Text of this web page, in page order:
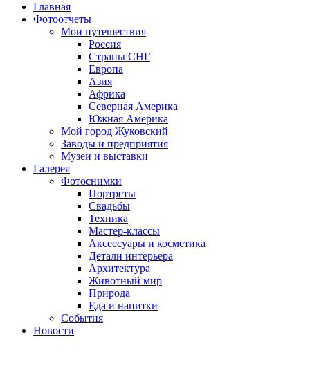
Главная
Фотоотчеты
Мои путешествия
Россия
Страны СНГ
Европа
Азия
Африка
Северная Америка
Южная Америка
Мой город Жуковский
Заводы и предприятия
Музеи и выставки
Галерея
Фотоснимки
Портреты
Свадьбы
Техника
Мастер-классы
Аксессуары и косметика
Детали интерьера
Архитектура
Животный мир
Природа
Еда и напитки
События
Новости